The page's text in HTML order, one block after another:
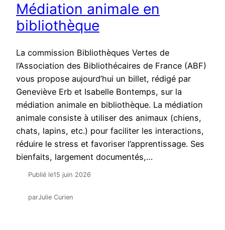
Médiation animale en
bibliothèque
La commission Bibliothèques Vertes de
l’Association des Bibliothécaires de France (ABF)
vous propose aujourd’hui un billet, rédigé par
Geneviève Erb et Isabelle Bontemps, sur la
médiation animale en bibliothèque. La médiation
animale consiste à utiliser des animaux (chiens,
chats, lapins, etc.) pour faciliter les interactions,
réduire le stress et favoriser l’apprentissage. Ses
bienfaits, largement documentés,…
Publié le15 juin 2026
parJulie Curien